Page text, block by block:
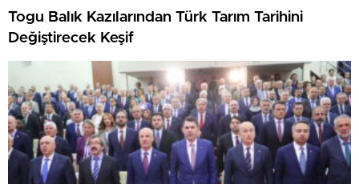
Togu Balık Kazılarından Türk Tarım Tarihini
Değiştirecek Keşif